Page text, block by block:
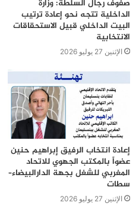
صفوف رجال السلطة: وزارة
الداخلية تتجه نحو إعادة ترتيب
البيت الداخلي قبيل الاستحقاقات
الانتخابية
الإثنين 27 يوليو 2026
إعادة انتخاب الرفيق إبراهيم حنين
عضواً بالمكتب الجهوي للاتحاد
المغربي للشغل بجهة الدارالبيضاء–
سطات
الإثنين 27 يوليو 2026